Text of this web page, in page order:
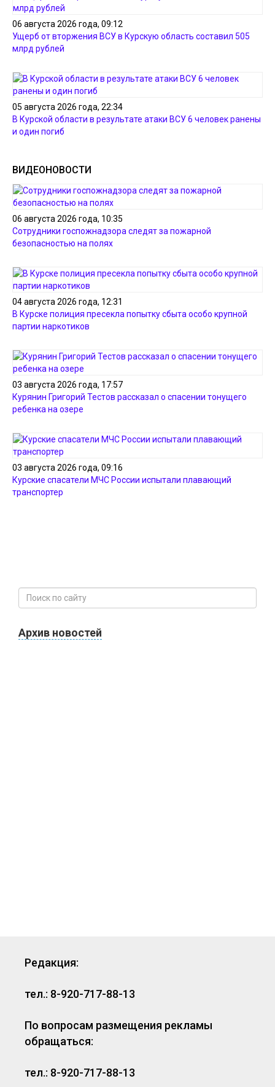
06 августа 2026 года, 09:12
Ущерб от вторжения ВСУ в Курскую область составил 505
млрд рублей
05 августа 2026 года, 22:34
В Курской области в результате атаки ВСУ 6 человек ранены
и один погиб
ВИДЕОНОВОСТИ
06 августа 2026 года, 10:35
Сотрудники госпожнадзора следят за пожарной
безопасностью на полях
04 августа 2026 года, 12:31
В Курске полиция пресекла попытку сбыта особо крупной
партии наркотиков
03 августа 2026 года, 17:57
Курянин Григорий Тестов рассказал о спасении тонущего
ребенка на озере
03 августа 2026 года, 09:16
Курские спасатели МЧС России испытали плавающий
транспортер
Архив новостей
Редакция:
тел.: 8-920-717-88-13
По вопросам размещения рекламы
обращаться:
тел.: 8-920-717-88-13